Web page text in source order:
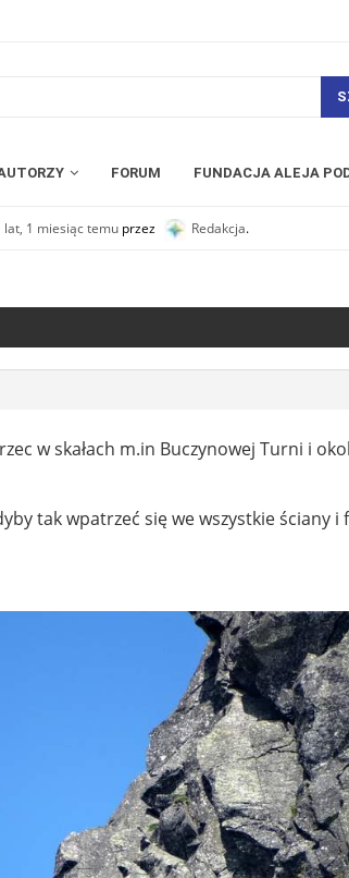
FORUM FUNDACJA ALEJA
lat, 1 miesiąc temu przez Redakcja.
w skałach m.in Buczynowej Turni i
tak wpatrzeć się we wszystkie ściany i